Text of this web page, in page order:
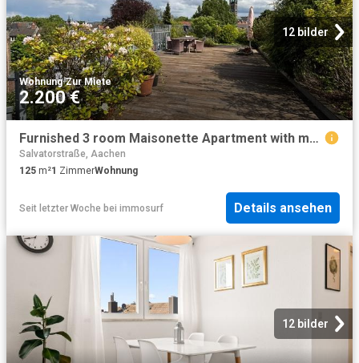
12 bilder
Wohnung·Zur Miete
2.200 €
Furnished 3 room Maisonette Apartment with magnificent roof terrace – temporary for max. 7 months ideal for professionals / expats, Aachen Amsterdam Apartments for Rent
Salvatorstraße, Aachen
125 m²1 ZimmerWohnung
Seit letzter Woche bei immosurf Details ansehen
12 bilder